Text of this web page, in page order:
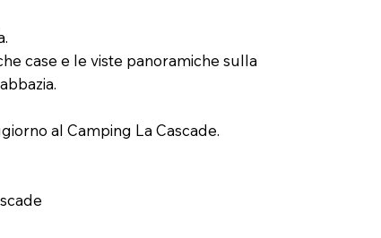
case e le viste panoramiche sulla
al Camping La Cascade.